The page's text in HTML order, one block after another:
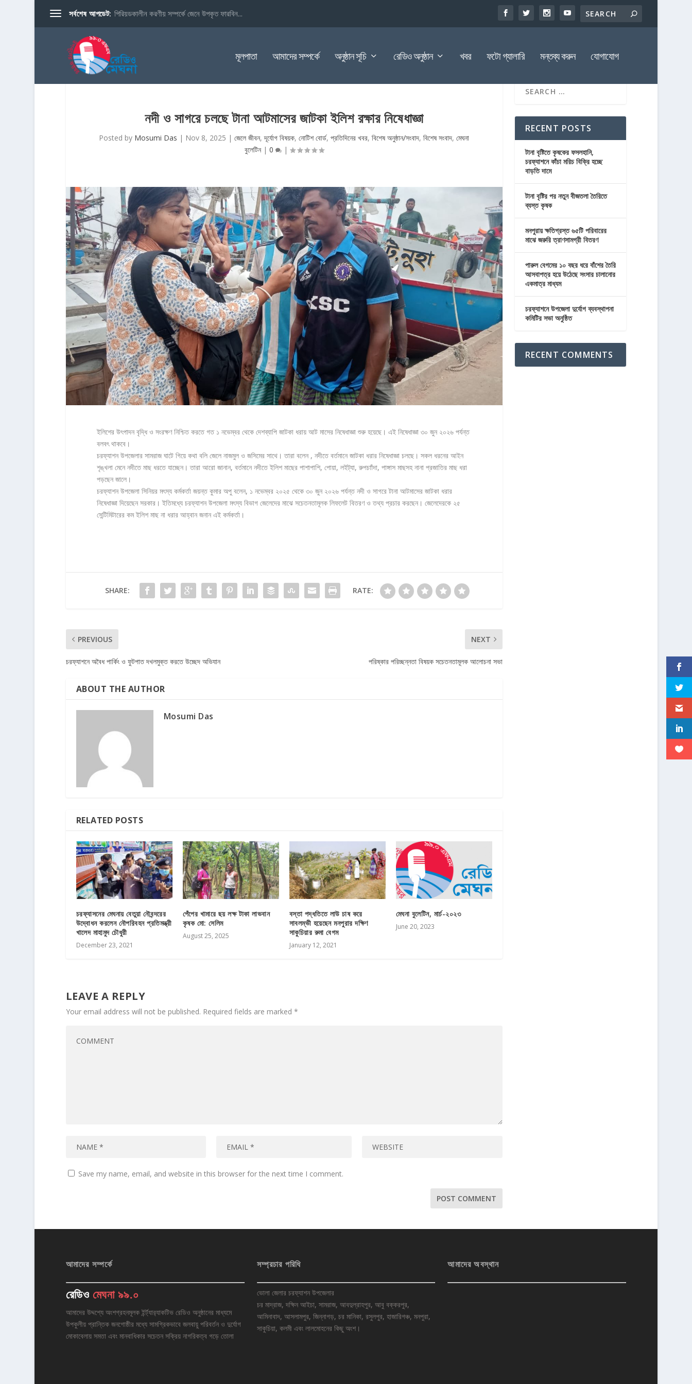
সর্বশেষ আপডেট: পিরিয়ডকালীন করণীয় সম্পর্কে জেনে উপকৃত ফারবিন...
মূলপাতা আমাদের সম্পর্কে অনুষ্ঠান সূচি রেডিও অনুষ্ঠান খবর ফটো গ্যালারি মন্তব্য করুন যোগাযোগ
নদী ও সাগরে চলছে টানা আটমাসের জাটকা ইলিশ রক্ষার নিষেধাজ্ঞা
Posted by Mosumi Das | Nov 8, 2025 |জেলে জীবন,দূর্যোগ বিষয়ক,নোটিশ বোর্ড,প্রতিদিনের খবর,বিশেষ অনুষ্ঠান/সংবাদ,বিশেষ সংবাদ,মেঘনা
বুলেটিন| 0 |
ইলিশের উৎপাদন বৃদ্ধি ও সংরক্ষণ নিশ্চিত করতে গত ১ নভেম্বর থেকে দেশব্যাপি জাটকা ধরায় আট মাসের নিষেধাজ্ঞা শুরু হয়েছে। এই নিষেধাজ্ঞা ৩০ জুন ২০২৬ পর্যন্ত
বলবৎ থাকবে।
চরফ্যাশন উপজেলার সামরাজ ঘাটে গিয়ে কথা বলি জেলে নাজমুল ও জসিমের সাথে। তারা বলেন , নদীতে বর্তমানে জাটকা ধরার নিষেধাজ্ঞা চলছে। সকল ধরনের আইন
শৃঙ্খলা মেনে নদীতে মাছ ধরতে যাচ্ছেন। তারা আরো জানান, বর্তমানে নদীতে ইলিশ মাছের পাশাপাশি, পোয়া, লইট্যা, রুপচাাঁদা, পাঙ্গাস মাছসহ নানা প্রজাতির মাছ ধরা
পড়ছেন জালে।
চরফ্যাশন উপজেলা সিনিয়র মৎস্য কর্মকর্তা জয়ন্ত কুমার অপু বলেন, ১ নভেম্বর ২০২৫ থেকে ৩০ জুন ২০২৬ পর্যন্ত নদী ও সাগরে টানা আটমাসের জাটকা ধরার
নিষেধাজ্ঞা দিয়েছেন সরকার। ইতিমধ্যে চরফ্যাশন উপজেলা মৎস্য বিভাগ জেলেদের মাঝে সচেতনতামূলক লিফলেট বিতরণ ও তথ্য প্রচার করছেন। জেলেদেরকে ২৫
সেন্টিমিটারের কম ইলিশ মাছ না ধরার আহ্বান জনান এই কর্মকর্তা।
SHARE: RATE:
PREVIOUS
চরফ্যাশনে অবৈধ পার্কিং ও ফুটপাত দখলমুক্ত করতে উচ্ছেদ অভিযান
NEXT
পরিষ্কার পরিচ্ছন্নতা বিষয়ক সচেতনতামূলক আলোচনা সভা
ABOUT THE AUTHOR
Mosumi Das
RELATED POSTS
চরফ্যাসনের মেঘনায় বেতুয়া নৌবন্দরের
উদ্বোধন করলেন নৌপরিবহন প্রতিমন্ত্রী
খালেদ মাহামুদ চৌধুরী
December 23, 2021
পেঁপের খামারে ছয় লক্ষ টাকা লাভবান
কৃষক মো: সেলিম
August 25, 2025
বস্তা পদ্ধতিতে লাউ চাষ করে
সাবলম্ভী হয়েছেন মনপুরার দক্ষিণ
সাকুচিয়ার রুমা বেগম
January 12, 2021
মেঘনা বুলেটিন, মার্চ-২০২৩
June 20, 2023
LEAVE A REPLY
Your email address will not be published. Required fields are marked *
Save my name, email, and website in this browser for the next time I comment.
RECENT POSTS
টানা বৃষ্টিতে কৃষকের ফসলহানি,
চরফ্যাশনে কাঁচা মরিচ বিক্রি হচ্ছে
বাড়তি দামে
টানা বৃষ্টির পর নতুন বীজতলা তৈরিতে
ব্যস্ত কৃষক
মনপুরায় ক্ষতিগ্রস্ত ৬৫টি পরিবারের
মাঝে জরুরি ত্রাণসামগ্রী বিতরণ
পারুল বেগমের ১০ বছর ধরে বাঁশের তৈরি
আসবাপত্র হয়ে উঠেছে সংসার চালানোর
একমাত্র মাধ্যম
চরফ্যাশনে উপজেলা দুর্যোগ ব্যবস্থাপনা
কমিটির সভা অনুষ্ঠিত
RECENT COMMENTS
আমাদের সম্পর্কে
রেডিও মেঘনা ৯৯.০
আমাদের উদ্দশ্যে অংশগ্রহনমূলক ইর্ন্ট্যার‌্যাকটিভ রেডিও অনুষ্ঠানের মাধ্যমে
উপকুলীয় প্রান্তিক জনগোষ্ঠীর মধ্যে সামগ্রিকভাবে জলবায়ু পরিবর্তন ও দুর্যোগ
মোকাবেলায় সমতা এবং মানবাধিকার সচেতন সক্রিয় নাগরিকত্ব গড়ে তোলা
সম্প্রচার পরিধি
ভোলা জেলার চরফ্যাশন উপজেলার
চর মাদ্রাজ, দক্ষিন আইচা, সামরাজ, আবদুল্রাহপুর, আবু বক্করপুর,
আমিনাবাদ, আসলামপুর, জিন্নাগড়, চর মানিকা, রসুলপুর, হাজারিগঞ্চ, মনপুরা,
সাকুচিয়া, কলমী এবং লালমোহনের কিছু অংশ।
আমাদের অবস্থান